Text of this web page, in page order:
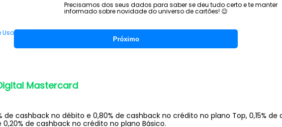
Mastercard
de cashback no débito e 0,80% de cashback no crédito no plano Top, 0,15%
de cashback no crédito no plano Básico.
Precisamos dos seus dados para saber se deu tudo certo e te manter
informado sobre novidade do universo de cartões! 😉
Uso
Próximo